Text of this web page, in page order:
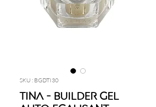
SKU : BGDTI30
Tina - Builder Gel